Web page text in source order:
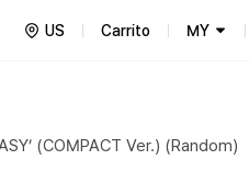
US Carrito MY
(COMPACT Ver.) (Random)